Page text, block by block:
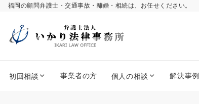
福岡の顧問弁護士・交通事故・離婚・相続は、お任せください。
初回相談 事業者の方 個人の相談 解決事例